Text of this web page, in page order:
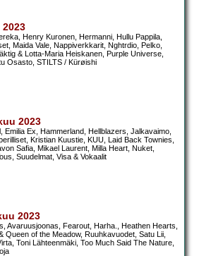
Henry Kuronen, Hermanni, Hullu Pappila,
Maida Vale, Nappiverkkarit, Nghtrdio, Pelko,
& Lotta-Maria Heiskanen, Purple Universe,
Osasto, STILTS / Kürøishi
2023
Emilia Ex, Hammerland, Hellblazers, Jalkavaimo,
Kristian Kuustie, KUU, Laid Back Townies,
Safia, Mikael Laurent, Milla Heart, Nuket,
Suudelmat, Visa & Vokaalit
2023
Avaruusjoonas, Fearout, Harha., Heathen Hearts,
Queen of the Meadow, Ruuhkavuodet, Satu Lii,
Toni Lähteenmäki, Too Much Said The Nature,